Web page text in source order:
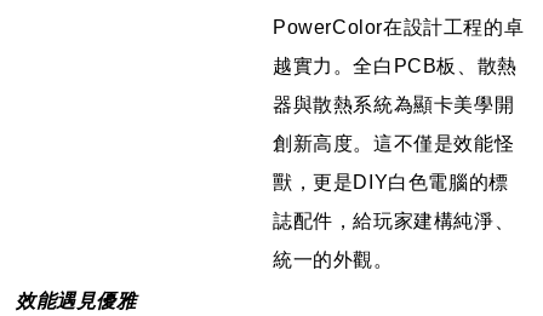
PowerColor在設計工程的卓
越實力。全白PCB板、散熱
器與散熱系統為顯卡美學開
創新高度。這不僅是效能怪
獸，更是DIY白色電腦的標
誌配件，給玩家建構純淨、
統一的外觀。
效能遇見優雅